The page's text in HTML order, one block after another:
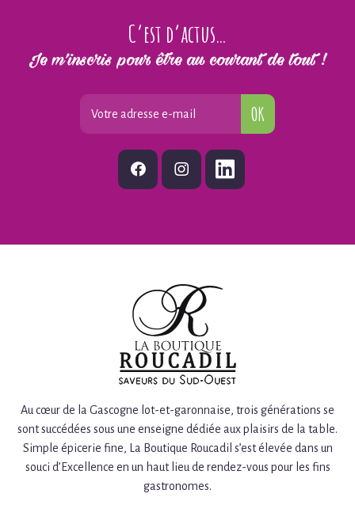
C’est d’actus…
Je m’inscris pour être au courant de tout !
OK
Au cœur de la Gascogne lot-et-garonnaise, trois générations se
sont succédées sous une enseigne dédiée aux plaisirs de la table.
Simple épicerie fine, La Boutique Roucadil s’est élevée dans un
souci d’Excellence en un haut lieu de rendez-vous pour les fins
gastronomes.